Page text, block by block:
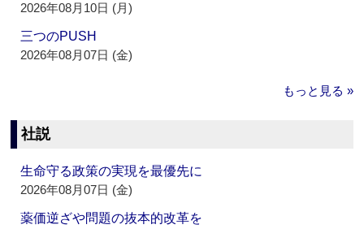
2026年08月10日 (月)
三つのPUSH
2026年08月07日 (金)
もっと見る »
社説
生命守る政策の実現を最優先に
2026年08月07日 (金)
薬価逆ざや問題の抜本的改革を